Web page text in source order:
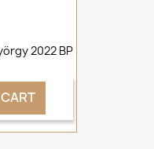
2022 BP